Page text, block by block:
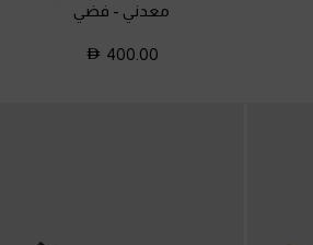
معدني - فضي
400.00